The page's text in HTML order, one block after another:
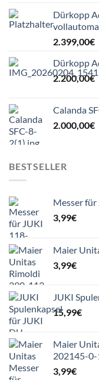
Dürkopp
2.399,00€
Dürkopp
2.200,00€
Calanda
2.000,00€
BESTSELLER
Messer
3,99€
Maier
3,99€
JUKI
15,99€
Maier
202145-
3,99€